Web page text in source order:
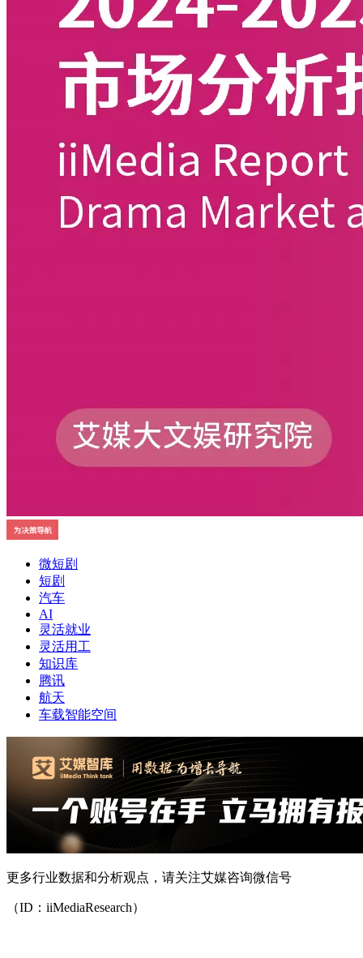
微短剧
短剧
汽车
AI
灵活就业
灵活用工
知识库
腾讯
航天
车载智能空间
更多行业数据和分析观点，请关注艾媒咨询微信号
（ID：iiMediaResearch）